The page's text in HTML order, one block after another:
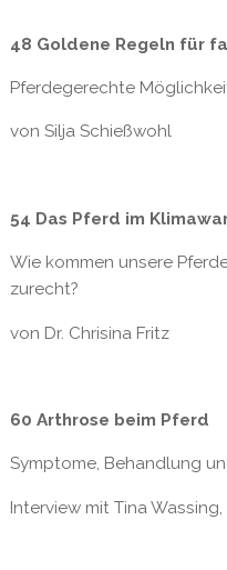
48 Goldene Regeln für
Pferdegerechte
von Silja Schießwohl
54 Das Pferd im
Wie kommen unsere
zurecht?
von Dr. Chrisina Fritz
60 Arthrose beim Pferd
Symptome, Behandlung
Interview mit Tina